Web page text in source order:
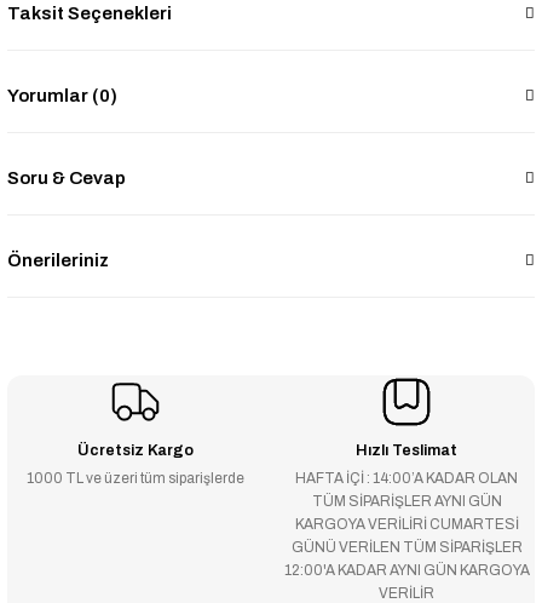
Taksit Seçenekleri
Yorumlar (0)
Soru & Cevap
Önerileriniz
Ücretsiz Kargo
1000 TL ve üzeri tüm siparişlerde
Hızlı Teslimat
HAFTA İÇİ : 14:00’A KADAR OLAN
TÜM SİPARİŞLER AYNI GÜN
KARGOYA VERİLİRİ CUMARTESİ
GÜNÜ VERİLEN TÜM SİPARİŞLER
12:00'A KADAR AYNI GÜN KARGOYA
VERİLİR